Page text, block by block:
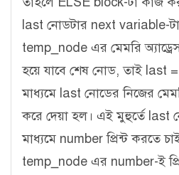
last নোডটার next variable-
temp_node এর মেমরি
হয়ে যাবে শেষ নোড, তাই last
মাধ্যমে last নোডের নিজের
করে দেয়া হল। এই মুহুর্তে last
মাধ্যমে number প্রিন্ট করতে
temp_node এর number-ই